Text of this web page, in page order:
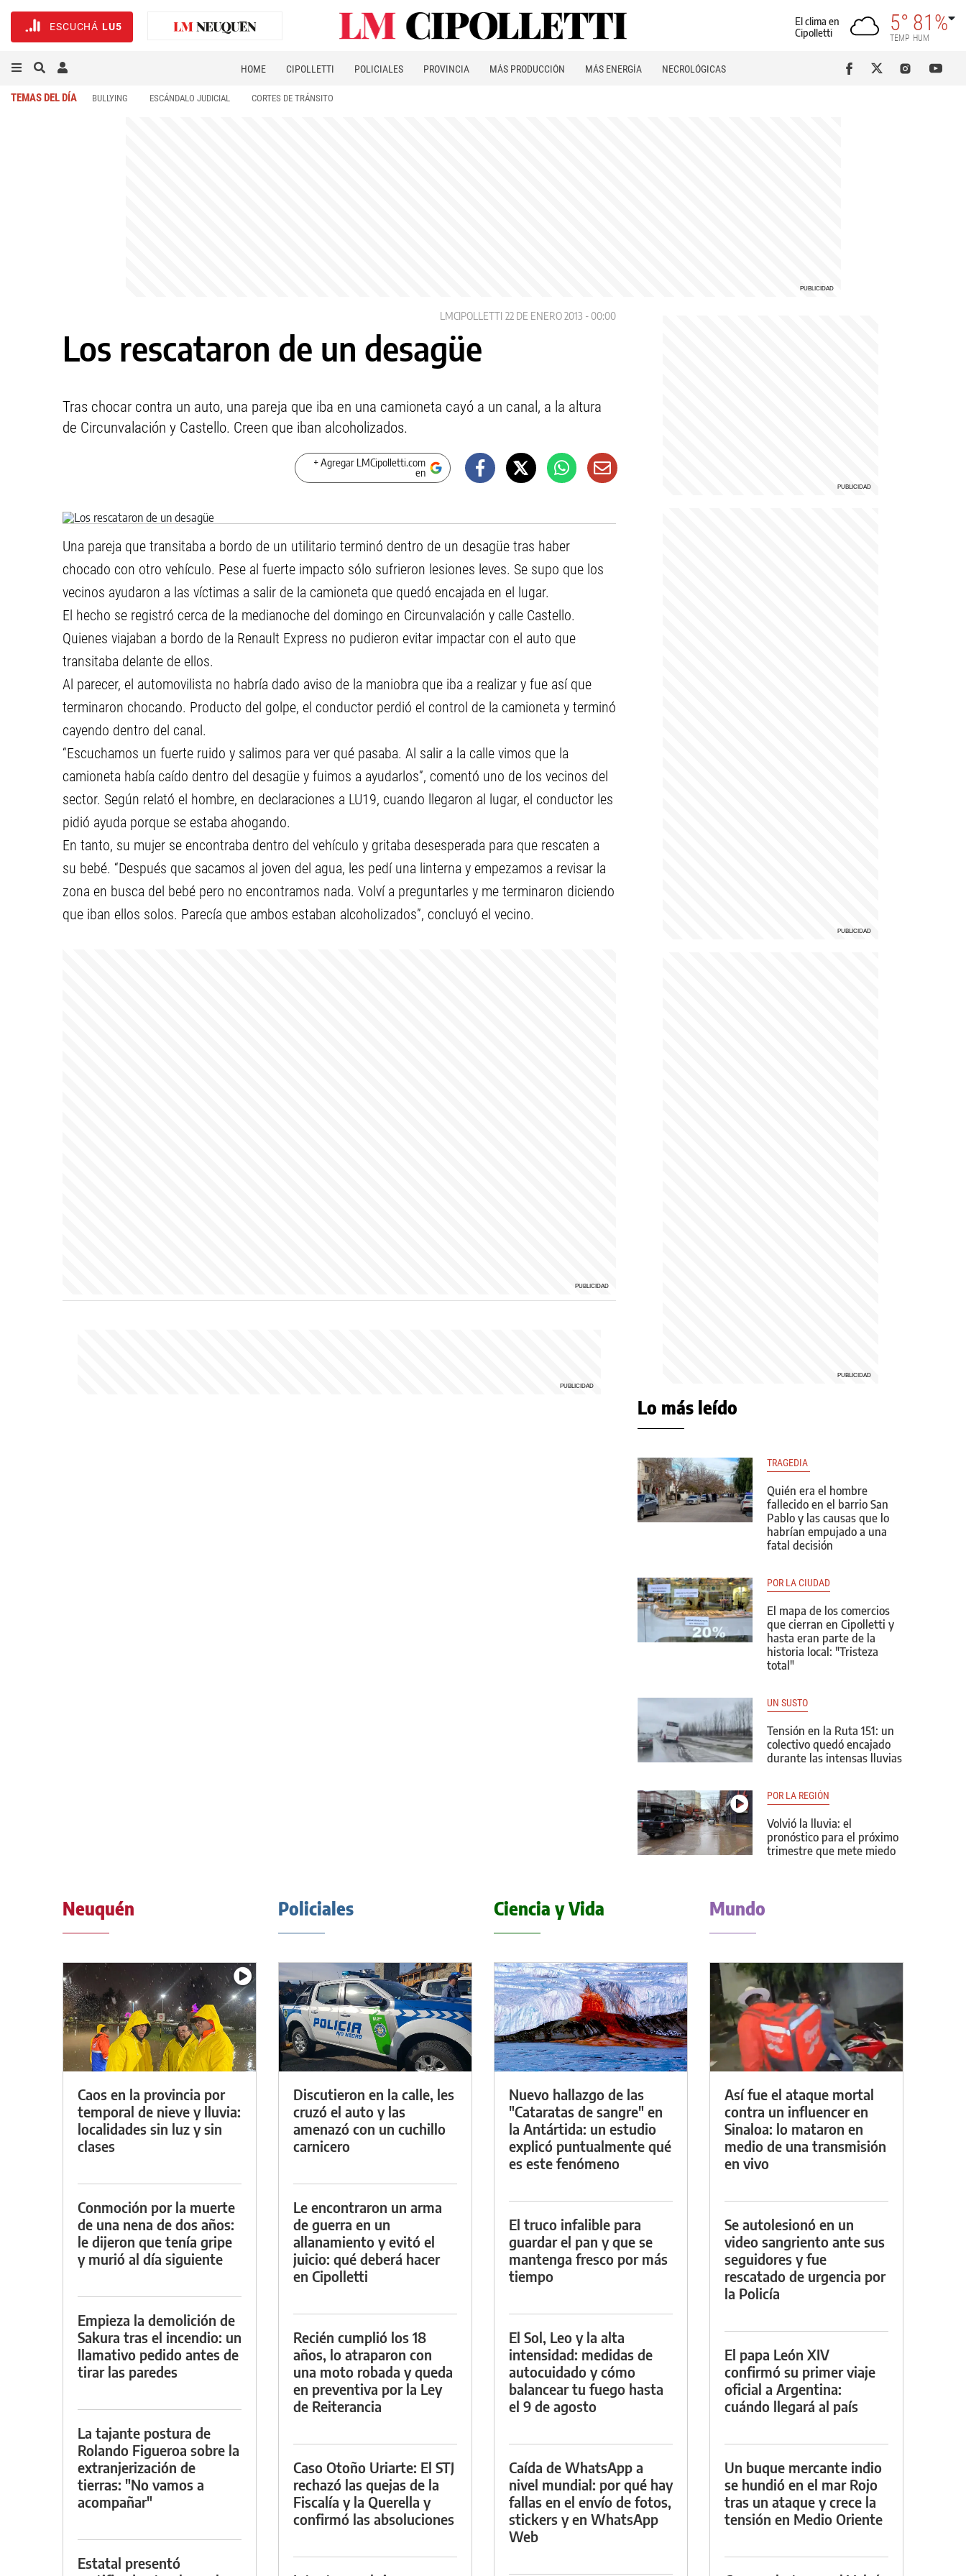
ESCUCHÁ LU5
El clima en
Cipolletti
5°
TEMP
81%
HUM
HOME CIPOLLETTI POLICIALES PROVINCIA MÁS PRODUCCIÓN MÁS ENERGÍA NECROLÓGICAS
TEMAS DEL DÍA BULLYING ESCÁNDALO JUDICIAL CORTES DE TRÁNSITO
LMCIPOLLETTI 22 DE ENERO 2013 - 00:00
Los rescataron de un desagüe
Tras chocar contra un auto, una pareja que iba en una camioneta cayó a un canal, a la altura
de Circunvalación y Castello. Creen que iban alcoholizados.
+ Agregar LMCipolletti.com
en
Una pareja que transitaba a bordo de un utilitario terminó dentro de un desagüe tras haber
chocado con otro vehículo. Pese al fuerte impacto sólo sufrieron lesiones leves. Se supo que los
vecinos ayudaron a las víctimas a salir de la camioneta que quedó encajada en el lugar.
El hecho se registró cerca de la medianoche del domingo en Circunvalación y calle Castello.
Quienes viajaban a bordo de la Renault Express no pudieron evitar impactar con el auto que
transitaba delante de ellos.
Al parecer, el automovilista no habría dado aviso de la maniobra que iba a realizar y fue así que
terminaron chocando. Producto del golpe, el conductor perdió el control de la camioneta y terminó
cayendo dentro del canal.
“Escuchamos un fuerte ruido y salimos para ver qué pasaba. Al salir a la calle vimos que la
camioneta había caído dentro del desagüe y fuimos a ayudarlos”, comentó uno de los vecinos del
sector. Según relató el hombre, en declaraciones a LU19, cuando llegaron al lugar, el conductor les
pidió ayuda porque se estaba ahogando.
En tanto, su mujer se encontraba dentro del vehículo y gritaba desesperada para que rescaten a
su bebé. “Después que sacamos al joven del agua, les pedí una linterna y empezamos a revisar la
zona en busca del bebé pero no encontramos nada. Volví a preguntarles y me terminaron diciendo
que iban ellos solos. Parecía que ambos estaban alcoholizados”, concluyó el vecino.
Lo más leído
TRAGEDIA
Quién era el hombre
fallecido en el barrio San
Pablo y las causas que lo
habrían empujado a una
fatal decisión
POR LA CIUDAD
El mapa de los comercios
que cierran en Cipolletti y
hasta eran parte de la
historia local: "Tristeza
total"
UN SUSTO
Tensión en la Ruta 151: un
colectivo quedó encajado
durante las intensas lluvias
POR LA REGIÓN
Volvió la lluvia: el
pronóstico para el próximo
trimestre que mete miedo
Neuquén
Caos en la provincia por
temporal de nieve y lluvia:
localidades sin luz y sin
clases
Conmoción por la muerte
de una nena de dos años:
le dijeron que tenía gripe
y murió al día siguiente
Empieza la demolición de
Sakura tras el incendio: un
llamativo pedido antes de
tirar las paredes
La tajante postura de
Rolando Figueroa sobre la
extranjerización de
tierras: "No vamos a
acompañar"
Estatal presentó
Policiales
Discutieron en la calle, les
cruzó el auto y las
amenazó con un cuchillo
carnicero
Le encontraron un arma
de guerra en un
allanamiento y evitó el
juicio: qué deberá hacer
en Cipolletti
Recién cumplió los 18
años, lo atraparon con
una moto robada y queda
en preventiva por la Ley
de Reiterancia
Caso Otoño Uriarte: El STJ
rechazó las quejas de la
Fiscalía y la Querella y
confirmó las absoluciones
Ciencia y Vida
Nuevo hallazgo de las
"Cataratas de sangre" en
la Antártida: un estudio
explicó puntualmente qué
es este fenómeno
El truco infalible para
guardar el pan y que se
mantenga fresco por más
tiempo
El Sol, Leo y la alta
intensidad: medidas de
autocuidado y cómo
balancear tu fuego hasta
el 9 de agosto
Caída de WhatsApp a
nivel mundial: por qué hay
fallas en el envío de fotos,
stickers y en WhatsApp
Web
Mundo
Así fue el ataque mortal
contra un influencer en
Sinaloa: lo mataron en
medio de una transmisión
en vivo
Se autolesionó en un
video sangriento ante sus
seguidores y fue
rescatado de urgencia por
la Policía
El papa León XIV
confirmó su primer viaje
oficial a Argentina:
cuándo llegará al país
Un buque mercante indio
se hundió en el mar Rojo
tras un ataque y crece la
tensión en Medio Oriente